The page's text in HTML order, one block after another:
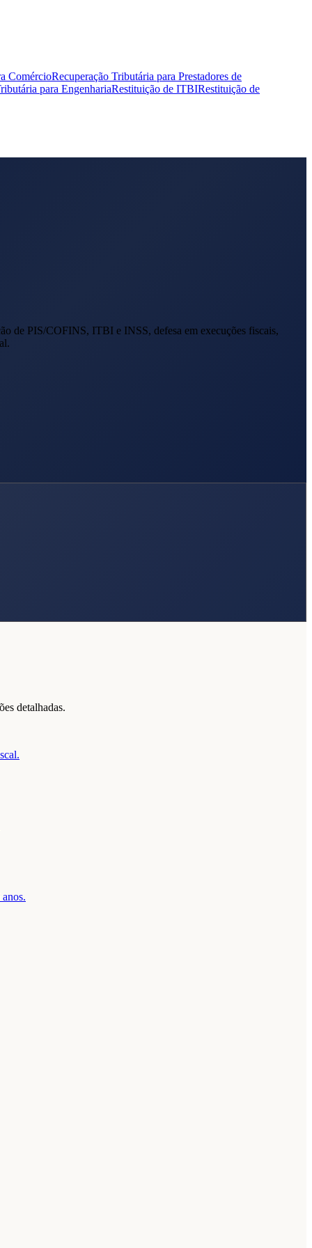
ComércioRecuperação Tributária para Prestadores de
para EngenhariaRestituição de ITBIRestituição de
de PIS/COFINS, ITBI e INSS, defesa em execuções fiscais,
detalhadas.